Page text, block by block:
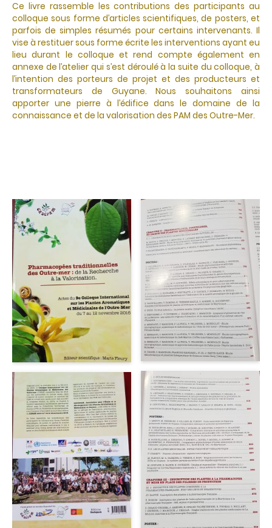
Ce livre rassemble les contributions des participants au
colloque sous forme d’articles scientifiques, de posters, et
parfois de simples résumés pour certains intervenants. Il
vise à restituer sous forme écrite les interventions ayant eu
lieu durant le colloque et rend compte également en
annexe de l’atelier qui s’est déroulé à la suite du colloque, à
l’intention des porteurs de projet et des producteurs et
transformateurs de Guyane. Nous souhaitons ainsi
apporter une pierre à l’édifice dans le domaine de la
connaissance et de la valorisation des PAM des Outre-Mer.